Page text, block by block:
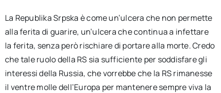
La Republika Srpska è come un’ulcera che non permette
alla ferita di guarire, un’ulcera che continua a infettare
la ferita, senza però rischiare di portare alla morte. Credo
che tale ruolo della RS sia sufficiente per soddisfare gli
interessi della Russia, che vorrebbe che la RS rimanesse
il ventre molle dell’Europa per mantenere sempre viva la